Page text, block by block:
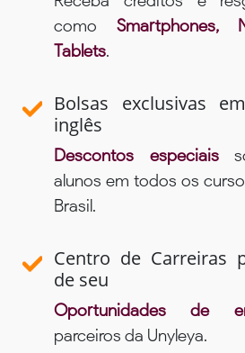
como Smartphones,
Tablets.
Bolsas exclusivas
inglês
Descontos especiais
alunos em todos os
Brasil.
Centro de Carreiras
de seu
Oportunidades de
parceiros da Unyleya.